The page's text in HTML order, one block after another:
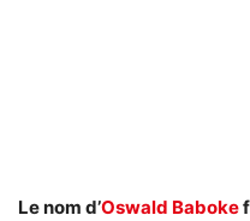
Le nom d’Oswald Baboke